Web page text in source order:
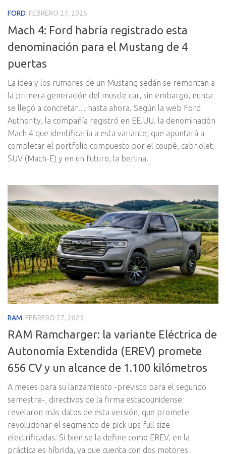
FORD FEBRERO 27, 2025
Mach 4: Ford habría registrado esta
denominación para el Mustang de 4
puertas
La idea y los rumores de un Mustang sedán se remontan a
la primera generación del muscle car, sin embargo, nunca
se llegó a concretar… hasta ahora. Según la web Ford
Authority, la compañía registró en EE.UU. la denominación
Mach 4 que identificaría a esta variante, que apuntará a
completar el portfolio compuesto por el coupé, cabriolet,
SUV (Mach-E) y en un futuro, la berlina.
RAM FEBRERO 27, 2025
RAM Ramcharger: la variante Eléctrica de
Autonomía Extendida (EREV) promete
656 CV y un alcance de 1.100 kilómetros
A meses para su lanzamiento -previsto para el segundo
semestre-, directivos de la firma estadounidense
revelaron más datos de esta versión, que promete
revolucionar el segmento de pick ups full size
electrificadas. Si bien se la define como EREV, en la
práctica es híbrida, ya que cuenta con dos motores